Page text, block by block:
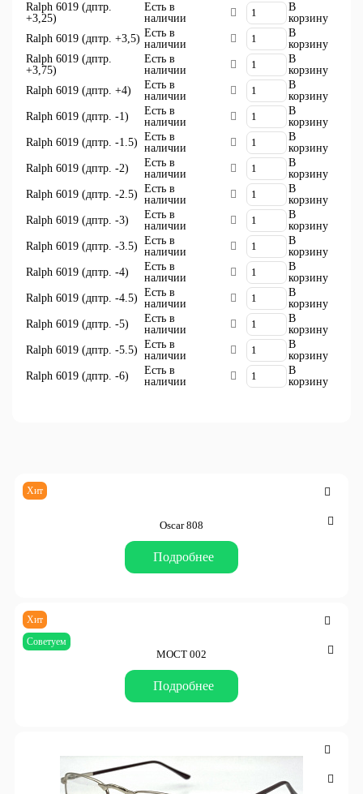
Ralph 6019 (дптр.
+3,25)
Есть в
наличии
В
корзину
Ralph 6019 (дптр. +3,5) Есть в
наличии
В
корзину
Ralph 6019 (дптр.
+3,75)
Есть в
наличии
В
корзину
Ralph 6019 (дптр. +4)
Есть в
наличии
В
корзину
Ralph 6019 (дптр. -1)
Есть в
наличии
В
корзину
Ralph 6019 (дптр. -1.5) Есть в
наличии
В
корзину
Ralph 6019 (дптр. -2)
Есть в
наличии
В
корзину
Ralph 6019 (дптр. -2.5) Есть в
наличии
В
корзину
Ralph 6019 (дптр. -3)
Есть в
наличии
В
корзину
Ralph 6019 (дптр. -3.5) Есть в
наличии
В
корзину
Ralph 6019 (дптр. -4)
Есть в
наличии
В
корзину
Ralph 6019 (дптр. -4.5) Есть в
наличии
В
корзину
Ralph 6019 (дптр. -5)
Есть в
наличии
В
корзину
Ralph 6019 (дптр. -5.5) Есть в
наличии
В
корзину
Ralph 6019 (дптр. -6)
Есть в
наличии
В
корзину
Oscar 808
Подробнее
Хит
МОСТ 002
Подробнее
Хит
Советуем